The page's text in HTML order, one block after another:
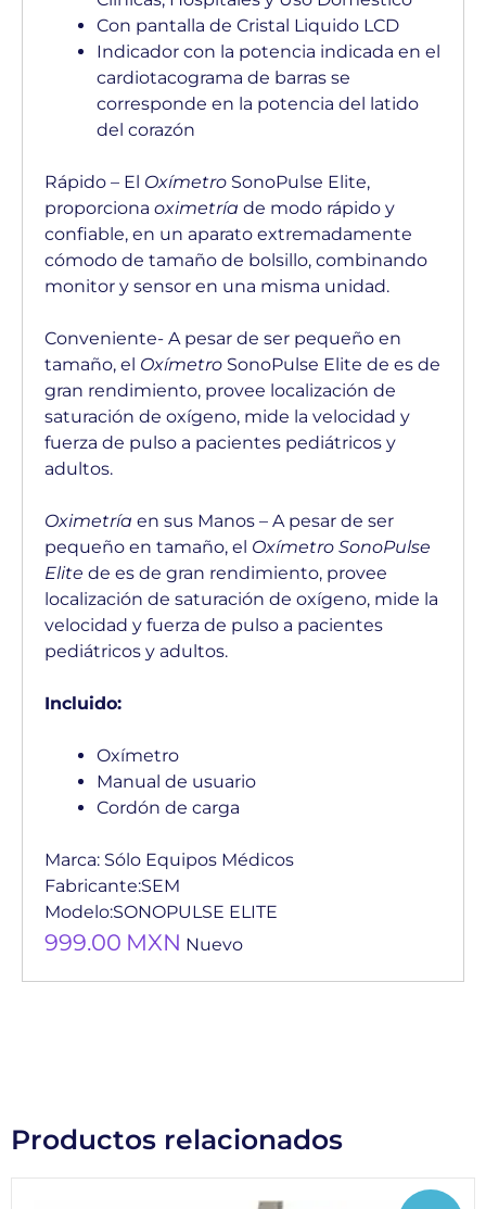
Con pantalla de Cristal Liquido LCD
Indicador con la potencia indicada en el
cardiotacograma de barras se
corresponde en la potencia del latido
del corazón
Rápido – El Oxímetro SonoPulse Elite,
proporciona oximetría de modo rápido y
confiable, en un aparato extremadamente
cómodo de tamaño de bolsillo, combinando
monitor y sensor en una misma unidad.
Conveniente- A pesar de ser pequeño en
tamaño, el Oxímetro SonoPulse Elite de es de
gran rendimiento, provee localización de
saturación de oxígeno, mide la velocidad y
fuerza de pulso a pacientes pediátricos y
adultos.
Oximetría en sus Manos – A pesar de ser
pequeño en tamaño, el Oxímetro SonoPulse
Elite de es de gran rendimiento, provee
localización de saturación de oxígeno, mide la
velocidad y fuerza de pulso a pacientes
pediátricos y adultos.
Incluido:
Oxímetro
Manual de usuario
Cordón de carga
Marca: Sólo Equipos Médicos
Fabricante:SEM
Modelo:SONOPULSE ELITE
999.00 MXN Nuevo
Productos relacionados